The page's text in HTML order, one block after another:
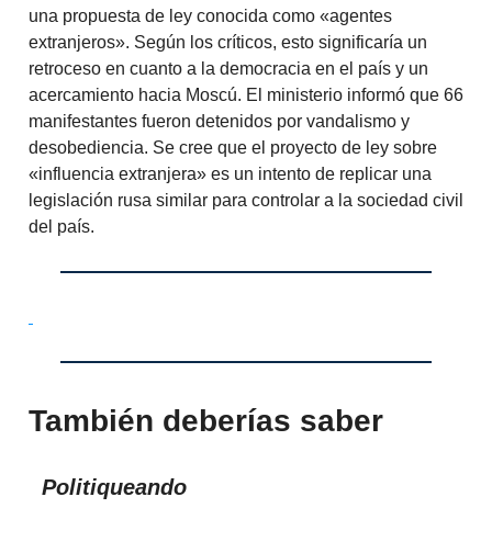
una propuesta de ley conocida como «agentes
extranjeros». Según los críticos, esto significaría un
retroceso en cuanto a la democracia en el país y un
acercamiento hacia Moscú. El ministerio informó que 66
manifestantes fueron detenidos por vandalismo y
desobediencia. Se cree que el proyecto de ley sobre
«influencia extranjera» es un intento de replicar una
legislación rusa similar para controlar a la sociedad civil
del país.
También deberías saber
Politiqueando